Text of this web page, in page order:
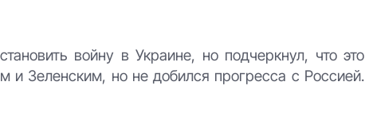
войну в Украине, но подчеркнул, что это
и Зеленским, но не добился прогресса с Россией.